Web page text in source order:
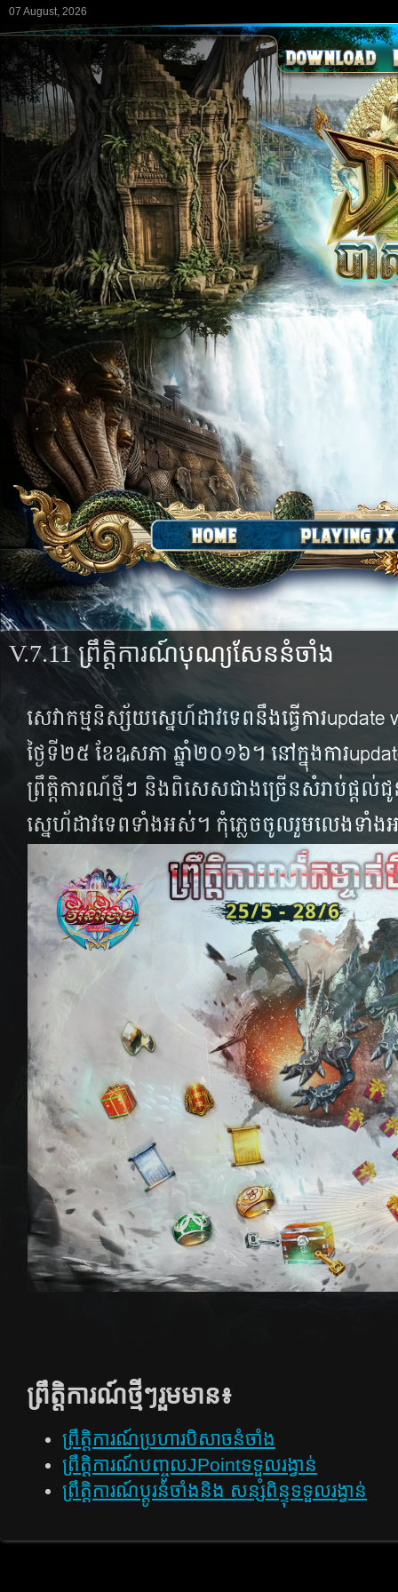
07 August, 2026
V.7.11 ព្រឹត្តិការណ៍បុណ្យសែននំចាំង
សេវាកម្មនិស្ស័យស្នេហ៍ដាវទេពនឹងធ្វើការupdate
ថ្ងៃទី២៥ ខែឩសភា ឆ្នាំ២០១៦។ នៅក្នុងការ
ព្រឹត្តិការណ៍ថ្មីៗ និងពិសេសជាងច្រើនសំរាប់ផ្តល់
ស្នេហ័ដាវទេពទាំងអស់។ កុំភ្លេចចូលរួមលេងទាំង
ព្រឹត្តិការណ៍​ថ្មីៗ​រួម​មាន​៖
ព្រឹត្តិការណ៍ប្រហារបិសាចនំចាំង
ព្រឹត្តិការណ៍​បញ្ចូលJPointទទួលរង្វាន់
ព្រឹត្តិការណ៍ប្តូរនំចាំងនិង សន្សំពិន្ទុទទួលរង្វាន់